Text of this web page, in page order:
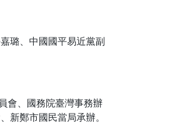
璐、中國國平易近黨副
會、國務院臺灣事務辦
新鄭市國民當局承辦。